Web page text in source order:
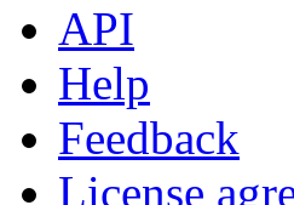
API
Help
Feedback
License